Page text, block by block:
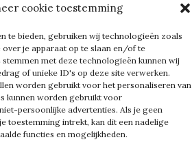
cookie toestemming
te bieden, gebruiken wij technologieën zoals
je apparaat op te slaan en/of te
met deze technologieën kunnen wij
of unieke ID's op deze site verwerken.
worden gebruikt voor het personaliseren van
kunnen worden gebruikt voor
persoonlijke advertenties. Als je geen
toestemming intrekt, kan dit een nadelige
functies en mogelijkheden.